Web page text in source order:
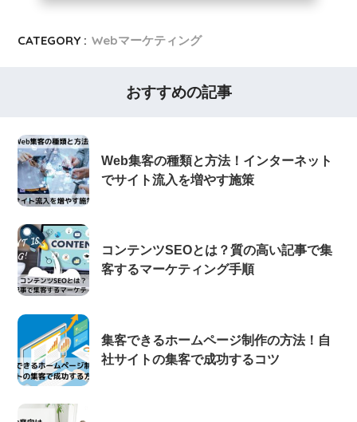
CATEGORY : Webマーケティング
おすすめの記事
Web集客の種類と方法！インターネット
でサイト流入を増やす施策
コンテンツSEOとは？質の高い記事で集
客するマーケティング手順
集客できるホームページ制作の方法！自
社サイトの集客で成功するコツ